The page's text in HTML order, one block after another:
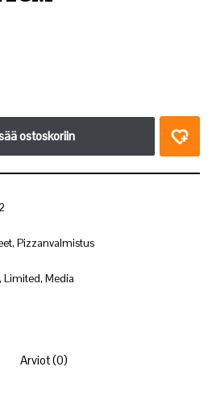
ostoskoriin
, Pizzanvalmistus
, Limited, Media
Arviot (0)